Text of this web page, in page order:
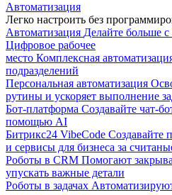
Автоматизация
Легко настроить без
Автоматизация Делайте больше
Цифровое рабочее
место Комплексная
подразделений
Персональная автоматизация
рутины и ускоряет выполнение
Бот-платформа Создавайте чат-
помощью AI
Битрикс24 VibeCode Создавайте
и сервисы для бизнеса за
Роботы в CRM Помогают
упускать важные детали
Роботы в задачах